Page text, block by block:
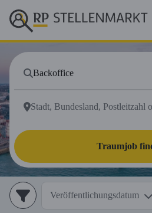
Traumjob
Veröffentlichungsdatum